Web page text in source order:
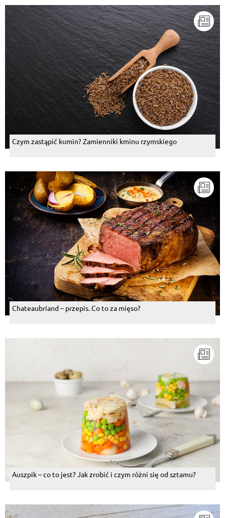
Czym zastąpić kumin? Zamienniki kminu rzymskiego
Chateaubriand – przepis. Co to za mięso?
Auszpik – co to jest? Jak zrobić i czym różni się od sztamu?